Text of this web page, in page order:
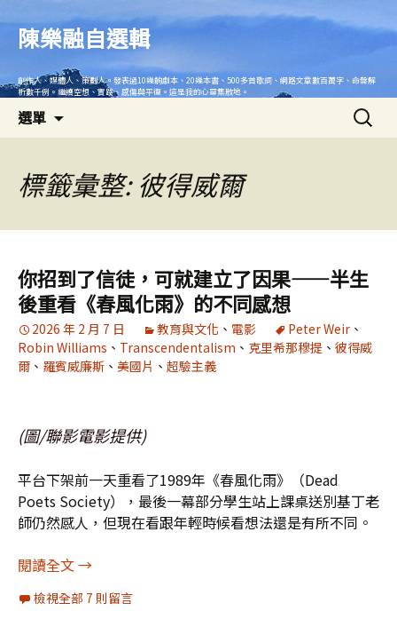
內
陳樂融自選輯
創作人、媒體人、策劃人。發表過10幾齣劇本、20幾本書、500多首歌詞、網路文章數百萬字、命盤解
析數千例。繼續空想、實踐、感傷與平復。這是我的心靈集散地。
選單
搜
尋
標籤彙整: 彼得威爾
你招到了信徒，可就建立了因果——半生
後重看《春風化雨》的不同感想
2026 年 2 月 7 日 教育與文化 、 電影 Peter Weir 、
Robin Williams 、 Transcendentalism 、 克里希那穆提 、 彼得威
爾 、 羅賓威廉斯 、 美國片 、 超驗主義
(圖/聯影電影提供)
平台下架前一天重看了1989年《春風化雨》（Dead
Poets Society），最後一幕部分學生站上課桌送別基丁老
師仍然感人，但現在看跟年輕時候看想法還是有所不同。
閱讀全文你招到了信徒，可就建立了因果——半生後重看《
→
檢視全部 7 則留言